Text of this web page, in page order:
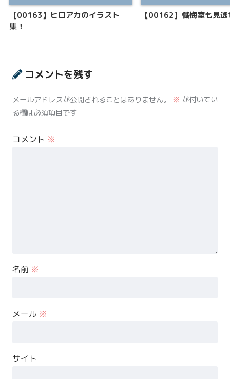
【00163】ヒロアカのイラスト
集！
【00162】懺悔室も見
コメントを残す
メールアドレスが公開されることはありません。 ※ が付いてい
る欄は必須項目です
コメント ※
名前 ※
メール ※
サイト